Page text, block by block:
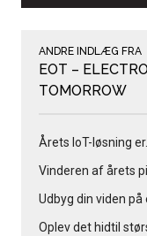
ANDRE INDLÆG FRA
EOT –
TOMORROW
Årets IoT-løsning
Vinderen af årets
Udbyg din viden på
Oplev det hidtil